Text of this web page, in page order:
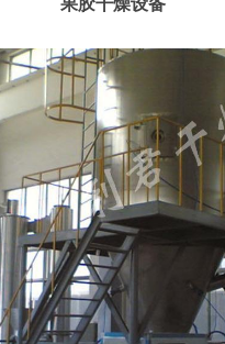
果胶干燥设备